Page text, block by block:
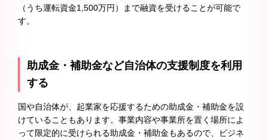
（うち運転資金1,500万円）まで融資を受けることが可能で
す。
助成金・補助金など自治体の支援制度を利用
する
国や自治体が、起業家を応援するための助成金・補助金を設
けていることもあります。事業内容や事業所を置く場所によ
って限定的に受けられる助成金・補助金もあるので、ビジネ